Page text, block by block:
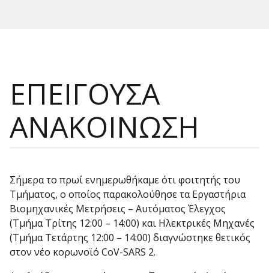
ΕΠΕΙΓΟΥΣΑ
ΑΝΑΚΟΙΝΩΣΗ
Σήμερα το πρωί ενημερωθήκαμε ότι φοιτητής του
Τμήματος, ο οποίος παρακολούθησε τα Εργαστήρια
Βιομηχανικές Μετρήσεις – Αυτόματος Έλεγχος
(Τμήμα Τρίτης 12:00 – 14:00) και Ηλεκτρικές Μηχανές
(Τμήμα Τετάρτης 12:00 – 14:00) διαγνώστηκε θετικός
στον νέο κορωνοϊό CoV-SARS 2.